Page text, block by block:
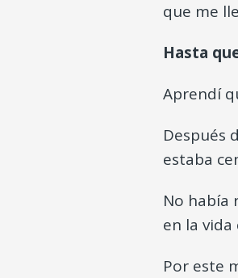
que me
Hasta
Aprendí
Después
estaba
No había
en la
Por este